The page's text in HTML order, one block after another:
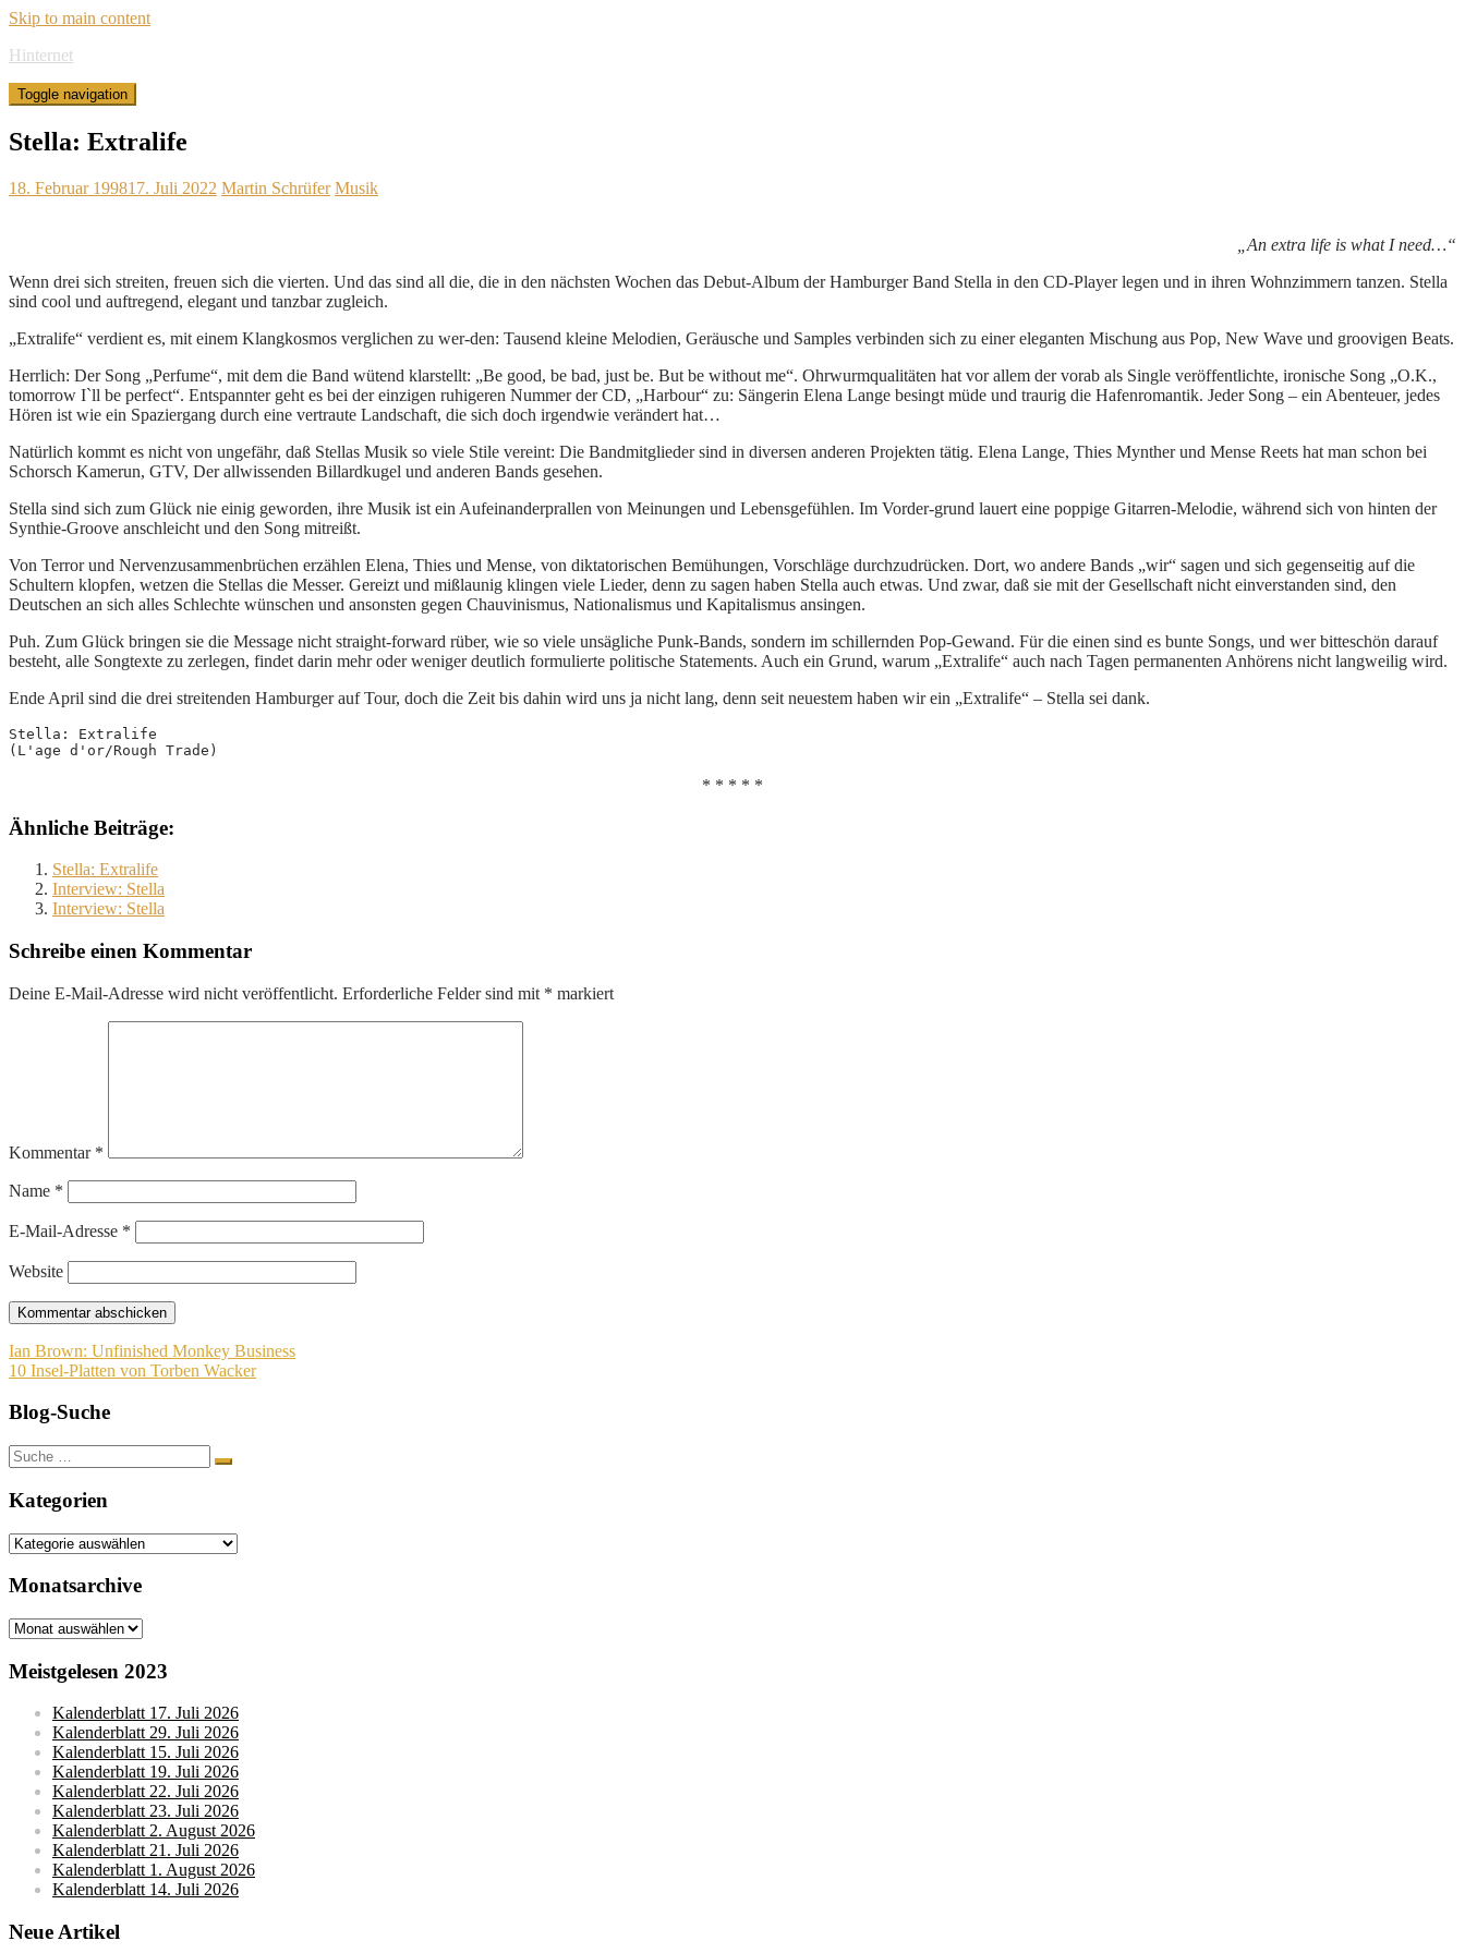
Skip to main content
Hinternet
Toggle navigation
Stella: Extralife
18. Februar 199817. Juli 2022 Martin Schrüfer Musik
„An extra life is what I need…“
Wenn drei sich streiten, freuen sich die vierten. Und das sind all die, die in den nächsten Wochen das Debut-Album der Hamburger Band Stella in den CD-Player legen und in ihren Wohnzimmern tanzen. Stella
sind cool und auftregend, elegant und tanzbar zugleich.
„Extralife“ verdient es, mit einem Klangkosmos verglichen zu wer-den: Tausend kleine Melodien, Geräusche und Samples verbinden sich zu einer eleganten Mischung aus Pop, New Wave und groovigen Beats.
Herrlich: Der Song „Perfume“, mit dem die Band wütend klarstellt: „Be good, be bad, just be. But be without me“. Ohrwurmqualitäten hat vor allem der vorab als Single veröffentlichte, ironische Song „O.K.,
tomorrow I`ll be perfect“. Entspannter geht es bei der einzigen ruhigeren Nummer der CD, „Harbour“ zu: Sängerin Elena Lange besingt müde und traurig die Hafenromantik. Jeder Song – ein Abenteuer, jedes
Hören ist wie ein Spaziergang durch eine vertraute Landschaft, die sich doch irgendwie verändert hat…
Natürlich kommt es nicht von ungefähr, daß Stellas Musik so viele Stile vereint: Die Bandmitglieder sind in diversen anderen Projekten tätig. Elena Lange, Thies Mynther und Mense Reets hat man schon bei
Schorsch Kamerun, GTV, Der allwissenden Billardkugel und anderen Bands gesehen.
Stella sind sich zum Glück nie einig geworden, ihre Musik ist ein Aufeinanderprallen von Meinungen und Lebensgefühlen. Im Vorder-grund lauert eine poppige Gitarren-Melodie, während sich von hinten der
Synthie-Groove anschleicht und den Song mitreißt.
Von Terror und Nervenzusammenbrüchen erzählen Elena, Thies und Mense, von diktatorischen Bemühungen, Vorschläge durchzudrücken. Dort, wo andere Bands „wir“ sagen und sich gegenseitig auf die
Schultern klopfen, wetzen die Stellas die Messer. Gereizt und mißlaunig klingen viele Lieder, denn zu sagen haben Stella auch etwas. Und zwar, daß sie mit der Gesellschaft nicht einverstanden sind, den
Deutschen an sich alles Schlechte wünschen und ansonsten gegen Chauvinismus, Nationalismus und Kapitalismus ansingen.
Puh. Zum Glück bringen sie die Message nicht straight-forward rüber, wie so viele unsägliche Punk-Bands, sondern im schillernden Pop-Gewand. Für die einen sind es bunte Songs, und wer bitteschön darauf
besteht, alle Songtexte zu zerlegen, findet darin mehr oder weniger deutlich formulierte politische Statements. Auch ein Grund, warum „Extralife“ auch nach Tagen permanenten Anhörens nicht langweilig wird.
Ende April sind die drei streitenden Hamburger auf Tour, doch die Zeit bis dahin wird uns ja nicht lang, denn seit neuestem haben wir ein „Extralife“ – Stella sei dank.
Stella: Extralife
(L'age d'or/Rough Trade)
* * * * *
Ähnliche Beiträge:
Stella: Extralife
Interview: Stella
Interview: Stella
Schreibe einen Kommentar
Deine E-Mail-Adresse wird nicht veröffentlicht. Erforderliche Felder sind mit * markiert
Kommentar *
Name *
E-Mail-Adresse *
Website
Beitragsnavigation
Ian Brown: Unfinished Monkey Business
10 Insel-Platten von Torben Wacker
Blog-Suche
Suche
nach:
Kategorien
Kategorien
Monatsarchive
Monatsarchive
Meistgelesen 2023
Kalenderblatt 17. Juli 2026
Kalenderblatt 29. Juli 2026
Kalenderblatt 15. Juli 2026
Kalenderblatt 19. Juli 2026
Kalenderblatt 22. Juli 2026
Kalenderblatt 23. Juli 2026
Kalenderblatt 2. August 2026
Kalenderblatt 21. Juli 2026
Kalenderblatt 1. August 2026
Kalenderblatt 14. Juli 2026
Neue Artikel